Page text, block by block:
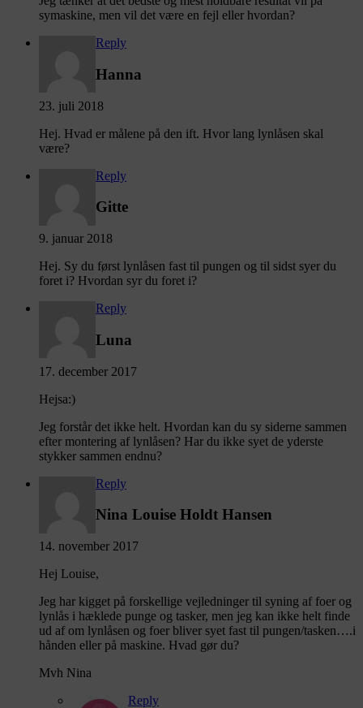
symaskine, men vil det være en fejl eller hvordan?
Reply
Hanna
23. juli 2018
Hej. Hvad er målene på den ift. Hvor lang lynlåsen skal
være?
Reply
Gitte
9. januar 2018
Hej. Sy du først lynlåsen fast til pungen og til sidst syer du
foret i? Hvordan syr du foret i?
Reply
Luna
17. december 2017
Hejsa:)
Jeg forstår det ikke helt. Hvordan kan du sy siderne sammen
efter montering af lynlåsen? Har du ikke syet de yderste
stykker sammen endnu?
Reply
Nina Louise Holdt Hansen
14. november 2017
Hej Louise,
Jeg har kigget på forskellige vejledninger til syning af foer og
lynlås i hæklede punge og tasker, men jeg kan ikke helt finde
ud af om lynlåsen og foer bliver syet fast til pungen/tasken….i
hånden eller på maskine. Hvad gør du?
Mvh Nina
Reply